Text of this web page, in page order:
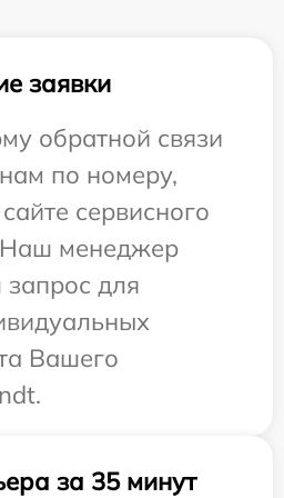
заявки
обратной связи
по номеру,
сервисного
Наш менеджер
для
Вашего
за 35 минут